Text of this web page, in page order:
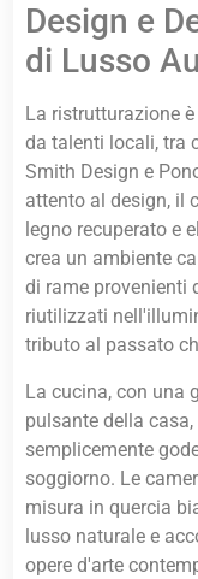
Design e
di Lusso
La ristrutturazione
da talenti locali, tra
Smith Design e
attento al design, il
legno recuperato e
crea un ambiente
di rame provenienti
riutilizzati
tributo al passato
La cucina, con una
pulsante della
semplicemente
soggiorno. Le
misura in quercia
lusso naturale e
opere d'arte